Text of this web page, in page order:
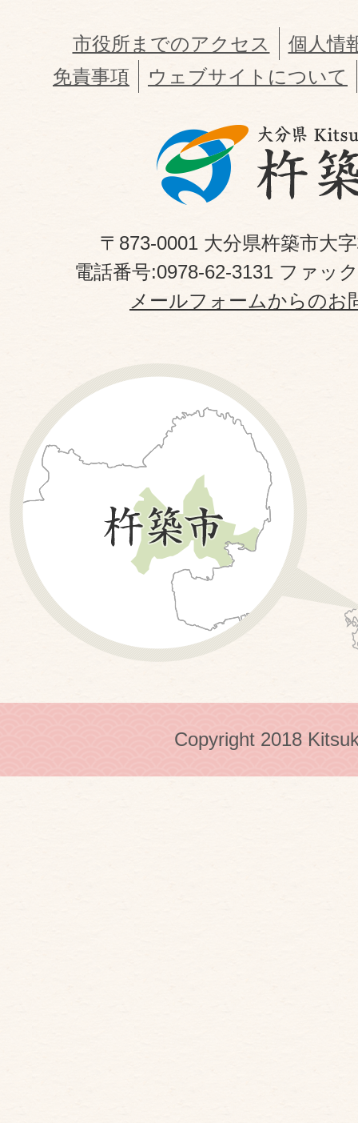
市役所までのアクセス
個人情
免責事項
ウェブサイトについて
〒873-0001 大分県杵築市大
電話番号:0978-62-3131 ファッ
メールフォームからのお
Copyright 2018